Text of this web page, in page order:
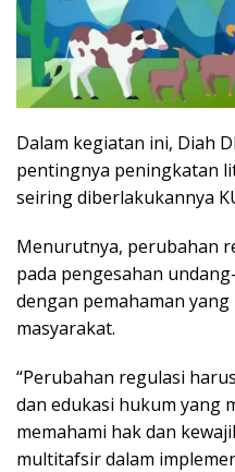
Dalam kegiatan ini, Diah
pentingnya peningkatan
seiring diberlakukannya
Menurutnya, perubahan
pada pengesahan
dengan pemahaman
masyarakat.
“Perubahan regulasi
dan edukasi hukum yang
memahami hak dan
multitafsir dalam